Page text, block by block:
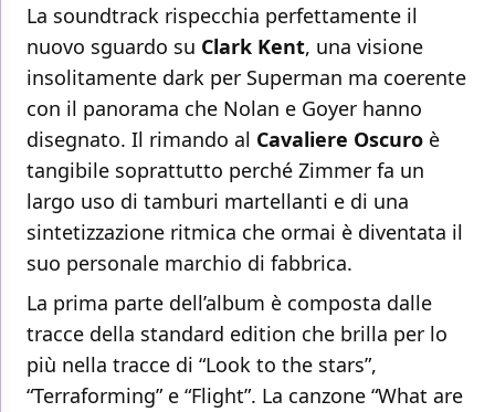
La soundtrack rispecchia perfettamente il
nuovo sguardo su Clark Kent, una visione
insolitamente dark per Superman ma coerente
con il panorama che Nolan e Goyer hanno
disegnato. Il rimando al Cavaliere Oscuro è
tangibile soprattutto perché Zimmer fa un
largo uso di tamburi martellanti e di una
sintetizzazione ritmica che ormai è diventata il
suo personale marchio di fabbrica.
La prima parte dell’album è composta dalle
tracce della standard edition che brilla per lo
più nella tracce di “Look to the stars”,
“Terraforming” e “Flight”. La canzone “What are